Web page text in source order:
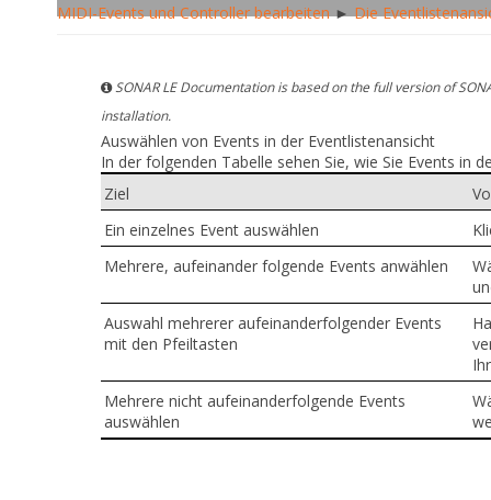
MIDI-Events und Controller bearbeiten►Die
SONAR LE Documentation is based on the full version of
installation.
Auswählen von Events in der Eventlistenansicht
In der folgenden Tabelle sehen Sie, wie Sie Events in
Ziel
Ein einzelnes Event auswählen
Mehrere, aufeinander folgende Events anwählen
Auswahl mehrerer aufeinanderfolgender Events
mit den Pfeiltasten
Mehrere nicht aufeinanderfolgende Events
auswählen